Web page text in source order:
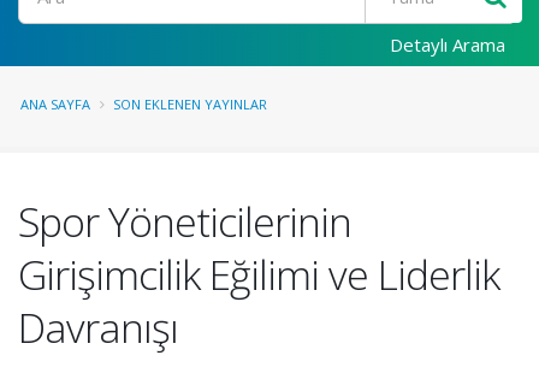
Detaylı Arama
ANA SAYFA SON EKLENEN YAYINLAR
Spor Yöneticilerinin
Girişimcilik Eğilimi ve Liderlik
Davranışı